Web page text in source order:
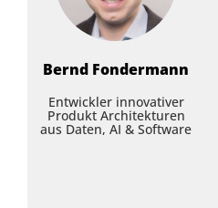
Bernd Fondermann
Entwickler innovativer
Produkt Architekturen
aus Daten, AI & Software